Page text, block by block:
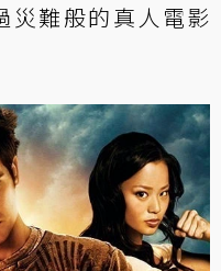
災難般的真人電影